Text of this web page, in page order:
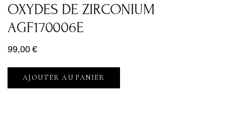
OXYDES DE ZIRCONIUM
AGF170006E
99,00€
AJOUTER AU PANIER